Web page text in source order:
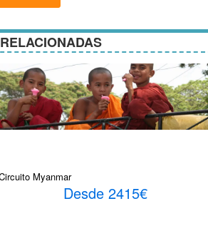
Myanmar
Desde 2415€